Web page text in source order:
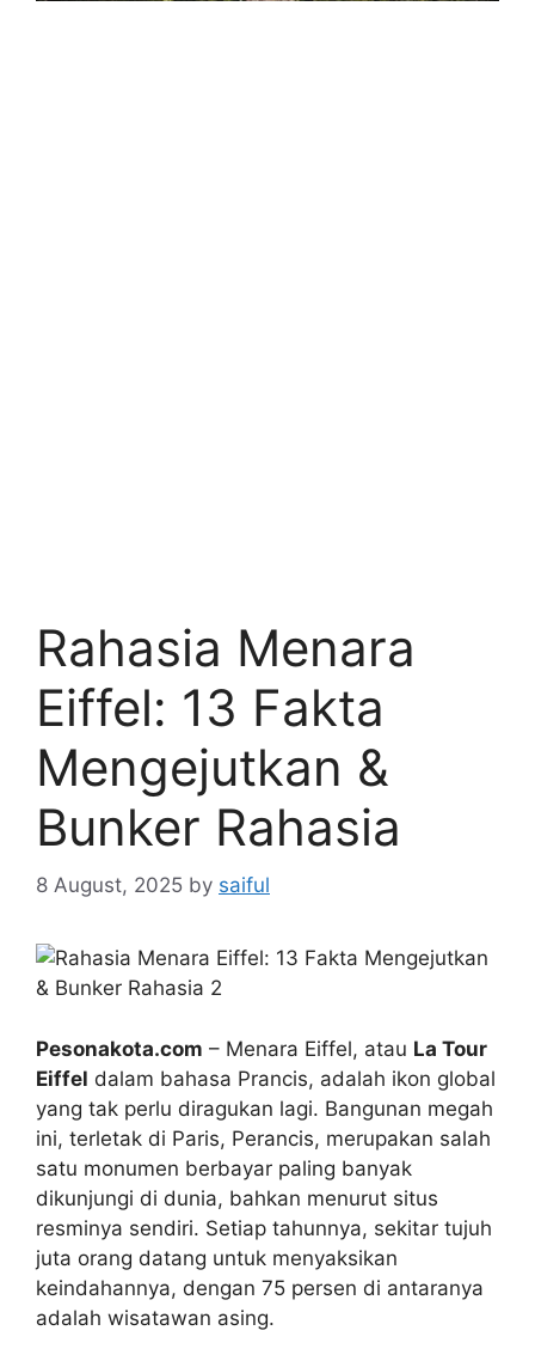
Rahasia Menara
Eiffel: 13 Fakta
Mengejutkan &
Bunker Rahasia
8 August, 2025 by saiful
Pesonakota.com – Menara Eiffel, atau La Tour
Eiffel dalam bahasa Prancis, adalah ikon global
yang tak perlu diragukan lagi. Bangunan megah
ini, terletak di Paris, Perancis, merupakan salah
satu monumen berbayar paling banyak
dikunjungi di dunia, bahkan menurut situs
resminya sendiri. Setiap tahunnya, sekitar tujuh
juta orang datang untuk menyaksikan
keindahannya, dengan 75 persen di antaranya
adalah wisatawan asing.